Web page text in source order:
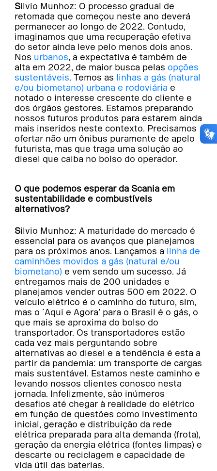
Silvio Munhoz: O processo gradual de
retomada que começou neste ano deverá
permanecer ao longo de 2022. Contudo,
imaginamos que uma recuperação efetiva
do setor ainda leve pelo menos dois anos.
Nos urbanos, a expectativa é também de
alta em 2022, de maior busca pelas opções
sustentáveis. Temos as linhas a gás (natural
e/ou biometano) urbana e rodoviária e
notado o interesse crescente do cliente e
dos órgãos gestores. Estamos preparando
nossos futuros produtos para estarem ainda
mais inseridos neste contexto. Precisamos
ofertar não um ônibus puramente de apelo
futurista, mas que traga uma solução ao
diesel que caiba no bolso do operador.
O que podemos esperar da Scania em
sustentabilidade e combustíveis
alternativos?
Silvio Munhoz: A maturidade do mercado é
essencial para os avanços que planejamos
para os próximos anos. Lançamos a linha de
caminhões movidos a gás (natural e/ou
biometano) e vem sendo um sucesso. Já
entregamos mais de 200 unidades e
planejamos vender outras 500 em 2022. O
veículo elétrico é o caminho do futuro, sim,
mas o ´Aqui e Agora’ para o Brasil é o gás, o
que mais se aproxima do bolso do
transportador. Os transportadores estão
cada vez mais perguntando sobre
alternativas ao diesel e a tendência é esta a
partir da pandemia: um transporte de cargas
mais sustentável. Estamos neste caminho e
levando nossos clientes conosco nesta
jornada. Infelizmente, são inúmeros
desafios até chegar à realidade do elétrico
em função de questões como investimento
inicial, geração e distribuição da rede
elétrica preparada para alta demanda (frota),
geração da energia elétrica (fontes limpas) e
descarte ou reciclagem e capacidade de
vida útil das baterias.